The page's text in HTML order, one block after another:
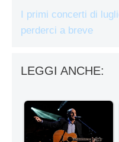
I primi concerti di
perderci a breve
LEGGI ANCHE: